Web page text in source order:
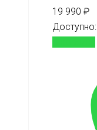
19 990 ₽
Доступно: